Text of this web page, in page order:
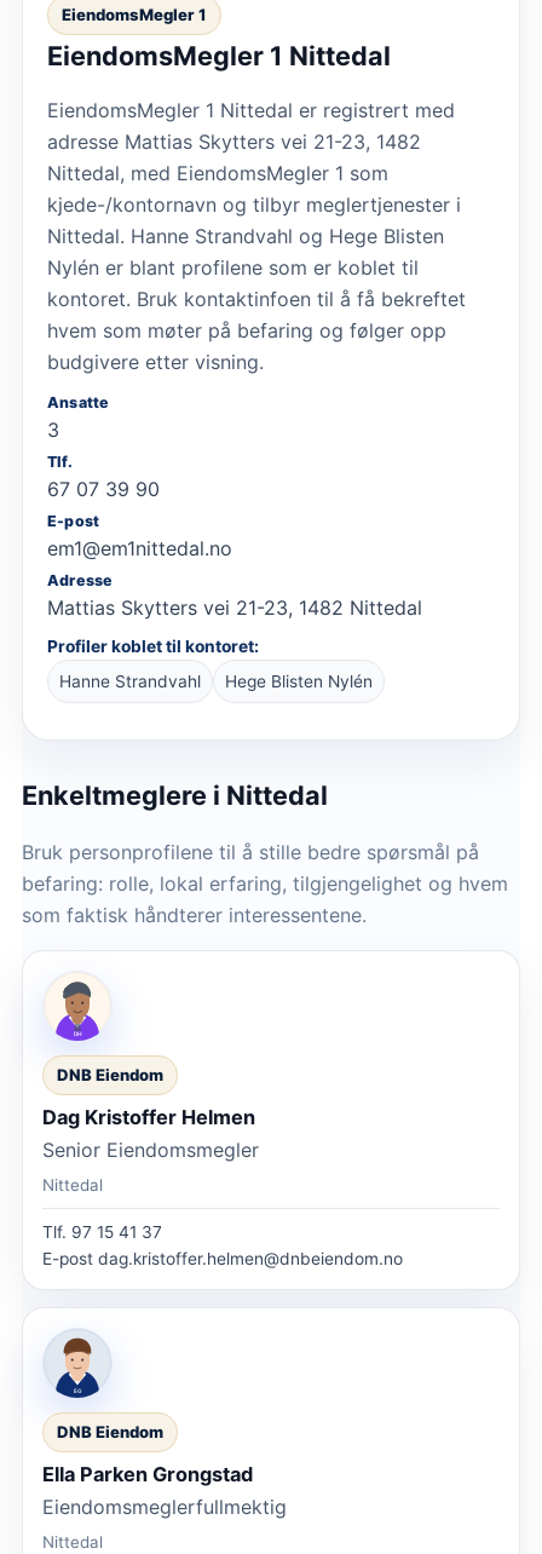
EiendomsMegler 1
EiendomsMegler 1 Nittedal
EiendomsMegler 1 Nittedal er registrert med
adresse Mattias Skytters vei 21-23, 1482
Nittedal, med EiendomsMegler 1 som
kjede-/kontornavn og tilbyr meglertjenester i
Nittedal. Hanne Strandvahl og Hege Blisten
Nylén er blant profilene som er koblet til
kontoret. Bruk kontaktinfoen til å få bekreftet
hvem som møter på befaring og følger opp
budgivere etter visning.
Ansatte
3
Tlf.
67 07 39 90
E-post
em1@em1nittedal.no
Adresse
Mattias Skytters vei 21-23, 1482 Nittedal
Profiler koblet til kontoret:
Hanne Strandvahl
Hege Blisten Nylén
Enkeltmeglere i Nittedal
Bruk personprofilene til å stille bedre spørsmål på
befaring: rolle, lokal erfaring, tilgjengelighet og hvem
som faktisk håndterer interessentene.
DNB Eiendom
Dag Kristoffer Helmen
Senior Eiendomsmegler
Nittedal
Tlf. 97 15 41 37
E-post dag.kristoffer.helmen@dnbeiendom.no
DNB Eiendom
Ella Parken Grongstad
Eiendomsmeglerfullmektig
Nittedal